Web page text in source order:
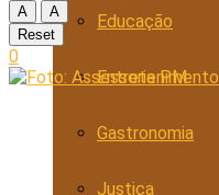
Educação
Entretenimento
Gastronomia
Justiça
A
A
Reset
0